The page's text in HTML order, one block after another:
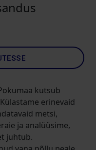
kutsub
erinevaid
metsi,
ja analüüsime,
juhtub.